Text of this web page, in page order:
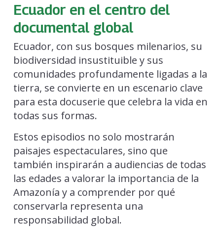
Ecuador en el centro del
documental global
Ecuador, con sus bosques milenarios, su
biodiversidad insustituible y sus
comunidades profundamente ligadas a la
tierra, se convierte en un escenario clave
para esta docuserie que celebra la vida en
todas sus formas.
Estos episodios no solo mostrarán
paisajes espectaculares, sino que
también inspirarán a audiencias de todas
las edades a valorar la importancia de la
Amazonía y a comprender por qué
conservarla representa una
responsabilidad global.